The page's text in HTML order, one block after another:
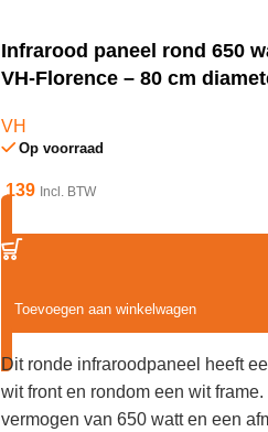
Infrarood paneel rond 650
VH-Florence – 80 cm
VH
Op voorraad
139 Incl. BTW
Toevoegen aan winkelwagen
Dit ronde infraroodpaneel heeft
wit front en rondom een wit frame.
vermogen van 650 watt en een